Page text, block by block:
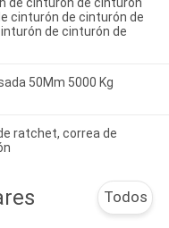
cinturón de cinturón de
de cinturón de
50Mm 5000 Kg
ratchet, correa de
Todos